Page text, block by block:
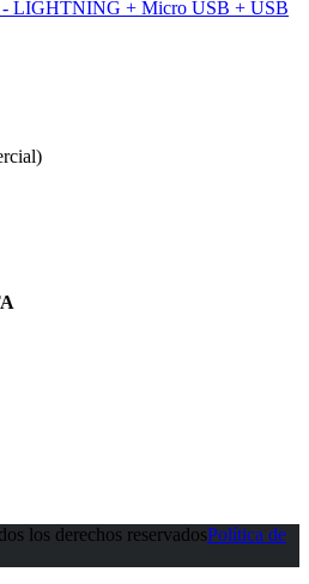
LIGHTNING + Micro USB + USB
los derechos reservadosPolítica de